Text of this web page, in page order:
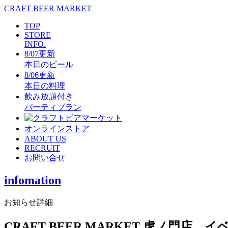
CRAFT BEER MARKET
TOP
STORE
INFO.
8/07更新
本日のビール
8/06更新
本日の料理
飲み放題付き
パーティプラン
オンラインストア
ABOUT US
RECRUIT
お問い合せ
infomation
お知らせ詳細